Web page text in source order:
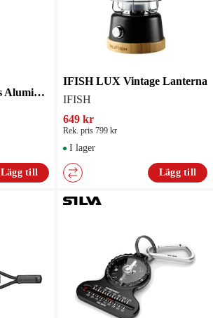
Silva Trekking Poles Aluminium Cork
Lägg till
IFISH LUX Vintage Lanterna
IFISH
649 kr
Rek. pris 799 kr
I lager
Lägg till